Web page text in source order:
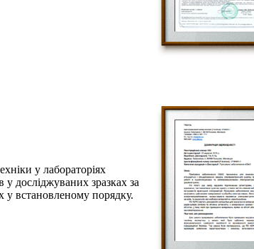
у лабораторіях
у досліджуваних зразках за
у встановленому порядку.